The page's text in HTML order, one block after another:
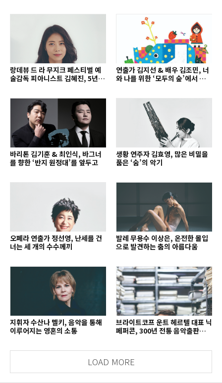
랑데뷰 드 라 무지크 페스티벌 예
술감독 피아니스트 김혜진, 5년간
연출가 김지선 & 배우 김조민, 너
와 나를 위한 ‘모두의 숲’에서 만나
바리톤 김기훈 & 최인식, 바그너
를 향한 ‘반지 원정대’를 앞두고
생황 연주자 김효영, 많은 비밀을
품은 ‘숨’의 악기
오페라 연출가 정선영, 난세를 건
너는 세 개의 수수께끼
발레 무용수 이상은, 온전한 몰입
으로 발견하는 춤의 아름다움
지휘자 수산나 멜키, 음악을 통해
이루어지는 영혼의 소통
브라이트코프 운트 헤르텔 대표 닉
페퍼콘, 300년 전통 음악출판사의
LOAD MORE